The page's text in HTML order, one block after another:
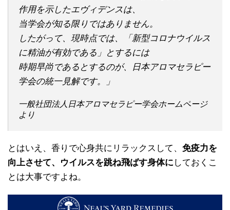
作用を示したエヴィデンスは、
当学会が知る限りではありません。
したがって、現時点では、「新型コロナウイルス
に精油が有効である」とするには
時期早尚であるとするのが、日本アロマセラピー
学会の統一見解です。」
一般社団法人日本アロマセラピー学会ホームページ
より
とはいえ、香りで心身共にリラックスして、 免疫力を
向上させて、ウイルスを跳ね飛ばす身体に しておくこ
とは大事ですよね。